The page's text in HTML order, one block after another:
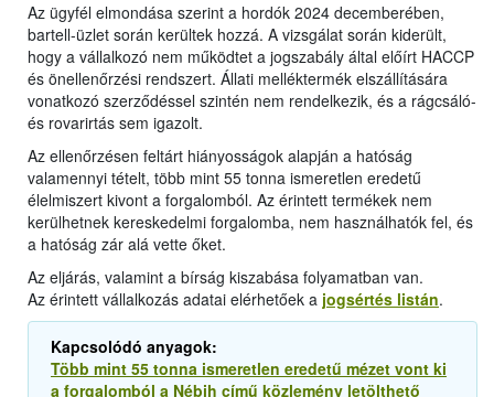
Az ügyfél elmondása szerint a hordók 2024 decemberében,
bartell-üzlet során kerültek hozzá. A vizsgálat során kiderült,
hogy a vállalkozó nem működtet a jogszabály által előírt HACCP
és önellenőrzési rendszert. Állati melléktermék elszállítására
vonatkozó szerződéssel szintén nem rendelkezik, és a rágcsáló-
és rovarirtás sem igazolt.
Az ellenőrzésen feltárt hiányosságok alapján a hatóság
valamennyi tételt, több mint 55 tonna ismeretlen eredetű
élelmiszert kivont a forgalomból. Az érintett termékek nem
kerülhetnek kereskedelmi forgalomba, nem használhatók fel, és
a hatóság zár alá vette őket.
Az eljárás, valamint a bírság kiszabása folyamatban van.
Az érintett vállalkozás adatai elérhetőek a jogsértés listán.
Kapcsolódó anyagok:
Több mint 55 tonna ismeretlen eredetű mézet vont ki
a forgalomból a Nébih című közlemény letölthető